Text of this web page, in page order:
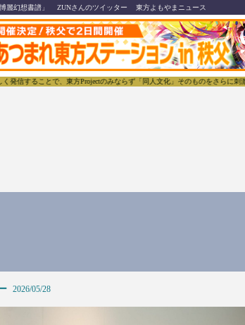
麗幻想書譜」 ZUNさんのツイッター 東方よもやまニュース
とで、東方Projectのみならず「同人文化」そのものをさらに刺激する媒体
2026/05/28